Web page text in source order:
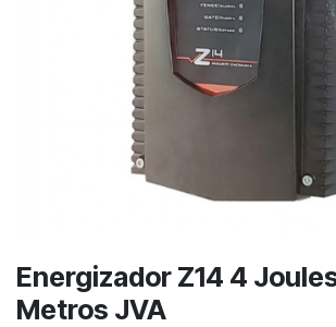
Energizador Z14 4
Metros JVA